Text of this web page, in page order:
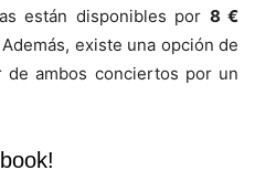
están disponibles por 8 €
existe una opción de
de ambos conciertos por un